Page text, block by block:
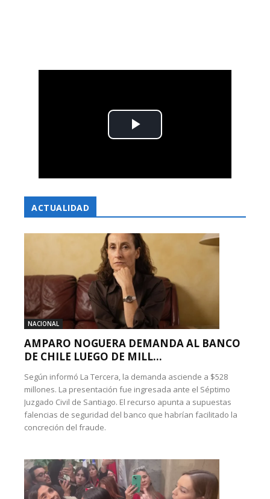
ACTUALIDAD
NACIONAL
AMPARO NOGUERA DEMANDA AL BANCO
DE CHILE LUEGO DE MILL...
Según informó La Tercera, la demanda asciende a $528
millones. La presentación fue ingresada ante el Séptimo
Juzgado Civil de Santiago. El recurso apunta a supuestas
falencias de seguridad del banco que habrían facilitado la
concreción del fraude.